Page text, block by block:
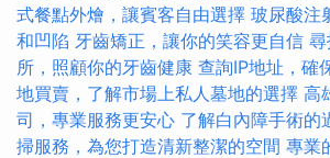
式餐點外燴，讓賓客自由選擇 玻尿酸注
和凹陷 牙齒矯正，讓你的笑容更自信
所，照顧你的牙齒健康 查詢IP地址，確
地買賣，了解市場上私人墓地的選擇 高
司，專業服務更安心 了解白內障手術的
掃服務，為您打造清新整潔的空間 專業